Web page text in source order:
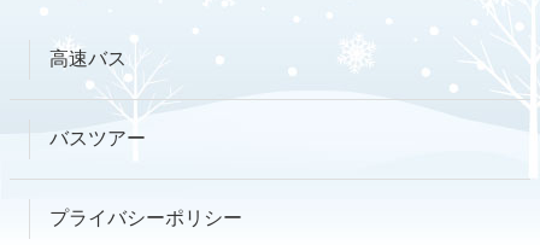
高速バス
バスツアー
プライバシーポリシー